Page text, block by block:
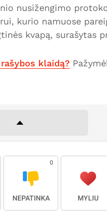
nusižengimo
kurio namuose
kvapą, surašytas
klaidą?
0
NEPATINKA MYLIU